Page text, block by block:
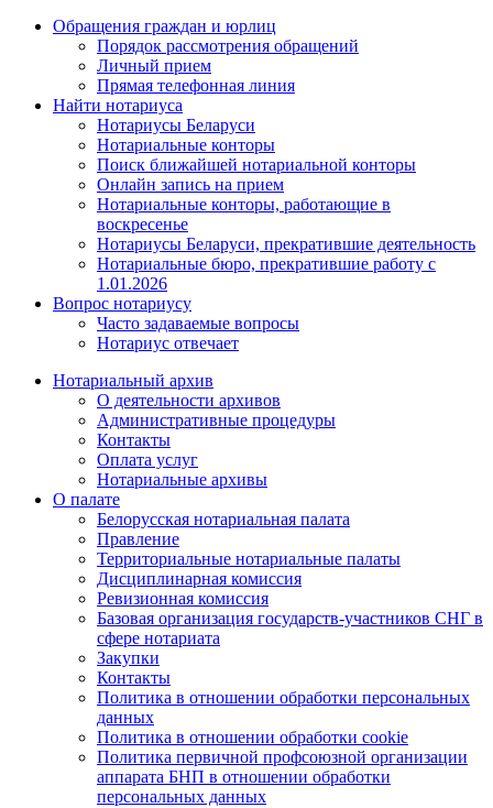
Обращения граждан и юрлиц
Порядок рассмотрения обращений
Личный прием
Прямая телефонная линия
Найти нотариуса
Нотариусы Беларуси
Нотариальные конторы
Поиск ближайшей нотариальной конторы
Онлайн запись на прием
Нотариальные конторы, работающие в
воскресенье
Нотариусы Беларуси, прекратившие деятельность
Нотариальные бюро, прекратившие работу с
1.01.2026
Вопрос нотариусу
Часто задаваемые вопросы
Нотариус отвечает
Нотариальный архив
О деятельности архивов
Административные процедуры
Контакты
Оплата услуг
Нотариальные архивы
О палате
Белорусская нотариальная палата
Правление
Территориальные нотариальные палаты
Дисциплинарная комиссия
Ревизионная комиссия
Базовая организация государств-участников СНГ в
сфере нотариата
Закупки
Контакты
Политика в отношении обработки персональных
данных
Политика в отношении обработки cookie
Политика первичной профсоюзной организации
аппарата БНП в отношении обработки
персональных данных